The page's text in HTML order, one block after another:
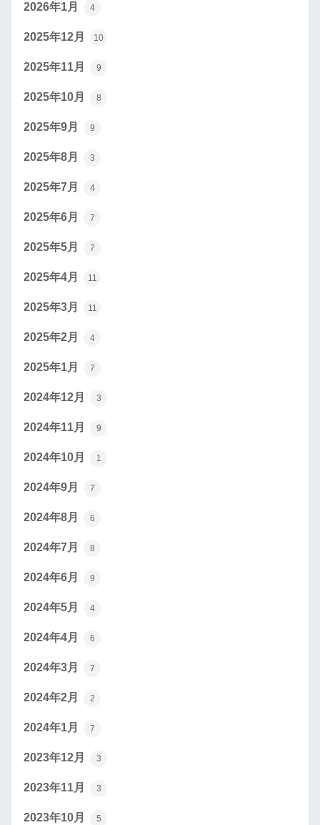
2026年1月 4
2025年12月 10
2025年11月 9
2025年10月 8
2025年9月 9
2025年8月 3
2025年7月 4
2025年6月 7
2025年5月 7
2025年4月 11
2025年3月 11
2025年2月 4
2025年1月 7
2024年12月 3
2024年11月 9
2024年10月 1
2024年9月 7
2024年8月 6
2024年7月 8
2024年6月 9
2024年5月 4
2024年4月 6
2024年3月 7
2024年2月 2
2024年1月 7
2023年12月 3
2023年11月 3
2023年10月 5